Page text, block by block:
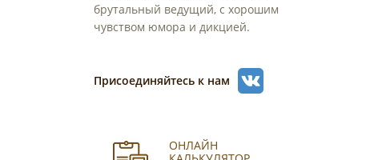
брутальный ведущий, с хорошим
чувством юмора и дикцией.
Присоединяйтесь к нам
ОНЛАЙН